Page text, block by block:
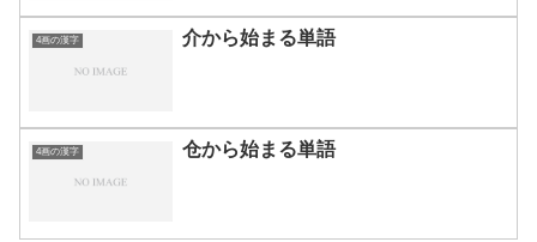
4画の漢字 介から始まる単語
4画の漢字 仓から始まる単語